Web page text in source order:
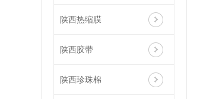
陕西热缩膜
陕西胶带
陕西珍珠棉